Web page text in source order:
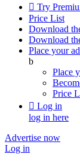
 Try
Price List
Download
Download
Place your
b
Place
Price
 Log in
log in here
Advertise now
Log in